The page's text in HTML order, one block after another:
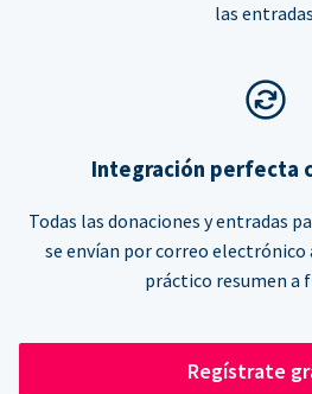
las
Integración perfecta
Todas las donaciones y entradas
se envían por correo electrónico
práctico resumen a
Regístrate